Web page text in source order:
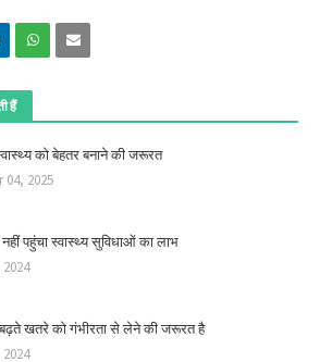
हैं
को बेहतर बनाने की जरूरत
04, 2025
पहुंचा स्वास्थ्य सुविधाओं का लाभ
खतरे को गंभीरता से लेने की जरूरत है